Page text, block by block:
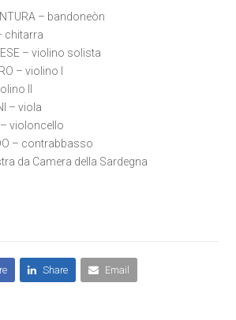
– bandoneòn
chitarra
– violino solista
– violino I
II
– viola
– violoncello
– contrabbasso
da Camera della Sardegna
Share Email